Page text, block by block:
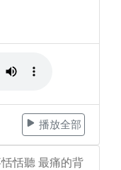
播放全部
恬聽 最痛的背